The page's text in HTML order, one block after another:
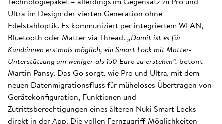
Ultra im Design der vierten Generation ohne
Edelstahloptik. Es kommuniziert per integriertem WLAN,
Bluetooth oder Matter via Thread. „Damit ist es für
Kund:innen erstmals möglich, ein Smart Lock mit Matter-
Unterstützung um weniger als 150 Euro zu erstehen”, betont
Martin Pansy. Das Go sorgt, wie Pro und Ultra, mit dem
neuen Datenmigrationsfluss für müheloses Übertragen von
Gerätekonfiguration, Funktionen und
Zutrittsberechtigungen eines älteren Nuki Smart Locks
direkt in der App. Die vollen Fernzugriff-Möglichkeiten